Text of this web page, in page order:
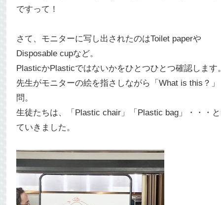
ですって！
さて、モニターに写し出されたのはToilet paperや
Disposable cupなど。
PlasticかPlasticではないかをひとつひとつ確認します
先生がモニターの絵を指さしながら「What is this？
問。
生徒たちは、「Plastic chair」「Plastic bag」・・・
ていきました。